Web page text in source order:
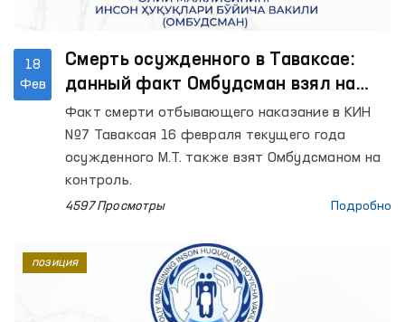
18
Фев
Смерть осужденного в Таваксае:
данный факт Омбудсман взял на
контроль
Факт смерти отбывающего наказание в КИН
№7 Таваксая 16 февраля текущего года
осужденного М.Т. также взят Омбудсманом на
контроль.
4597 Просмотры Подробно
позиция